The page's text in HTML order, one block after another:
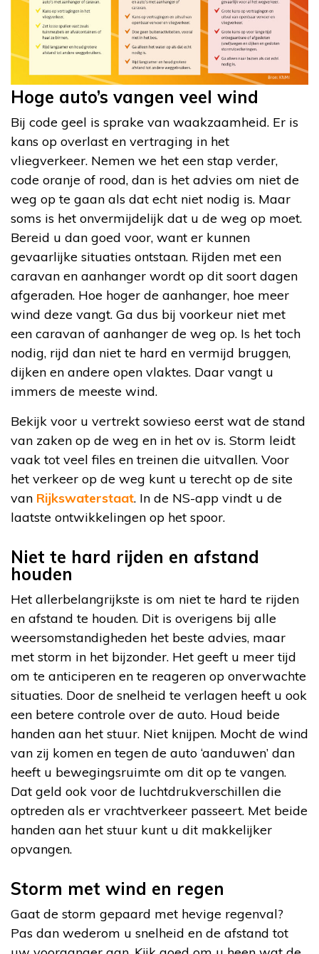
Hoge auto’s vangen veel wind
Bij code geel is sprake van waakzaamheid. Er is
kans op overlast en vertraging in het
vliegverkeer. Nemen we het een stap verder,
code oranje of rood, dan is het advies om niet de
weg op te gaan als dat echt niet nodig is. Maar
soms is het onvermijdelijk dat u de weg op moet.
Bereid u dan goed voor, want er kunnen
gevaarlijke situaties ontstaan. Rijden met een
caravan en aanhanger wordt op dit soort dagen
afgeraden. Hoe hoger de aanhanger, hoe meer
wind deze vangt. Ga dus bij voorkeur niet met
een caravan of aanhanger de weg op. Is het toch
nodig, rijd dan niet te hard en vermijd bruggen,
dijken en andere open vlaktes. Daar vangt u
immers de meeste wind.
Bekijk voor u vertrekt sowieso eerst wat de stand
van zaken op de weg en in het ov is. Storm leidt
vaak tot veel files en treinen die uitvallen. Voor
het verkeer op de weg kunt u terecht op de site
van Rijkswaterstaat. In de NS-app vindt u de
laatste ontwikkelingen op het spoor.
Niet te hard rijden en afstand
houden
Het allerbelangrijkste is om niet te hard te rijden
en afstand te houden. Dit is overigens bij alle
weersomstandigheden het beste advies, maar
met storm in het bijzonder. Het geeft u meer tijd
om te anticiperen en te reageren op onverwachte
situaties. Door de snelheid te verlagen heeft u ook
een betere controle over de auto. Houd beide
handen aan het stuur. Niet knijpen. Mocht de wind
van zij komen en tegen de auto ‘aanduwen’ dan
heeft u bewegingsruimte om dit op te vangen.
Dat geld ook voor de luchtdrukverschillen die
optreden als er vrachtverkeer passeert. Met beide
handen aan het stuur kunt u dit makkelijker
opvangen.
Storm met wind en regen
Gaat de storm gepaard met hevige regenval?
Pas dan wederom u snelheid en de afstand tot